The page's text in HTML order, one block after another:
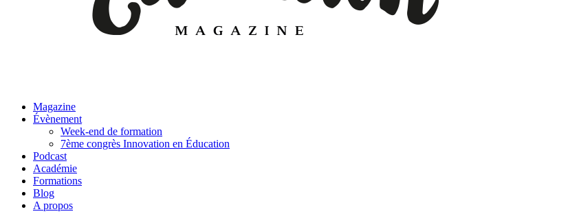
Magazine
Évènement
Week-end de formation
7ème congrès Innovation en Éducation
Podcast
Académie
Formations
Blog
A propos